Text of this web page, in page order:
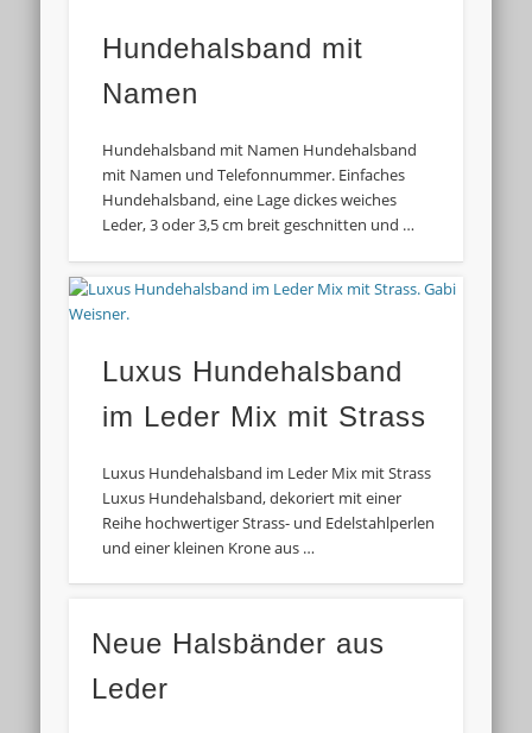
Hundehalsband mit
Namen
Hundehalsband mit Namen Hundehalsband
mit Namen und Telefonnummer. Einfaches
Hundehalsband, eine Lage dickes weiches
Leder, 3 oder 3,5 cm breit geschnitten und …
Luxus Hundehalsband
im Leder Mix mit Strass
Luxus Hundehalsband im Leder Mix mit Strass
Luxus Hundehalsband, dekoriert mit einer
Reihe hochwertiger Strass- und Edelstahlperlen
und einer kleinen Krone aus …
Neue Halsbänder aus
Leder